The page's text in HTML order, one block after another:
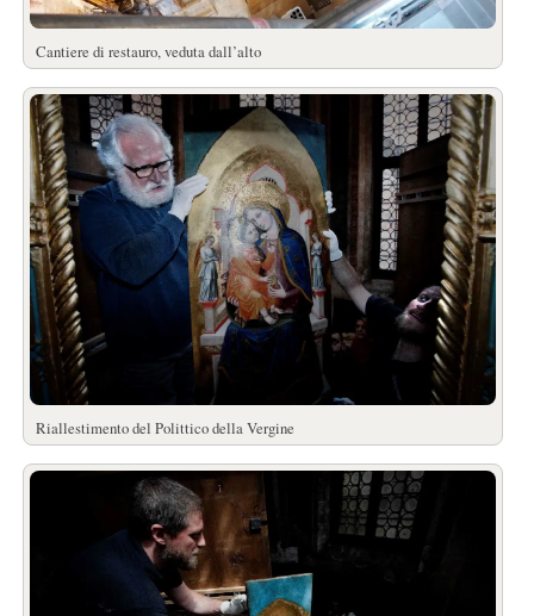
Cantiere di restauro, veduta dall’alto
Riallestimento del Polittico della Vergine